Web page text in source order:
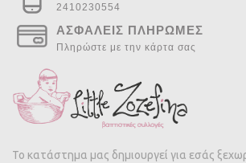
2410230554
ΑΣΦΑΛΕΙΣ ΠΛΗΡΩΜΕΣ
Πληρώστε με την κάρτα σας
Το κατάστημα μας δημιουργεί για εσάς